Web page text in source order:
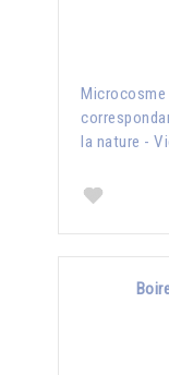
la nature -